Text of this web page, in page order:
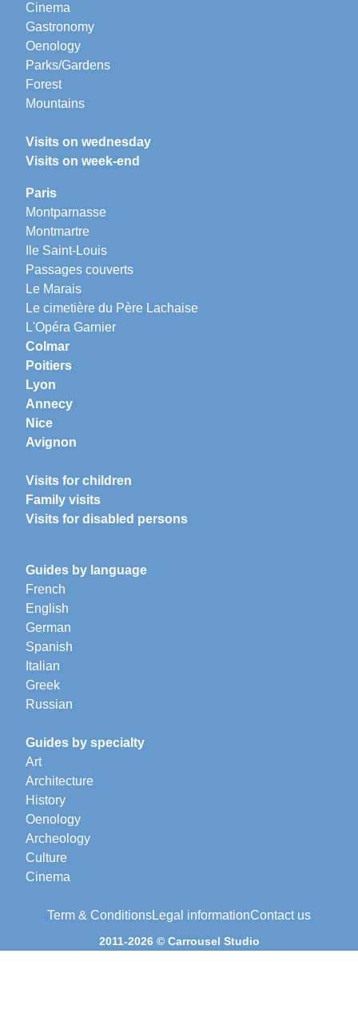
Cinema
Gastronomy
Oenology
Parks/Gardens
Forest
Mountains
Visits on wednesday
Visits on week-end
Paris
Montparnasse
Montmartre
Ile Saint-Louis
Passages couverts
Le Marais
Le cimetière du Père Lachaise
L'Opéra Garnier
Colmar
Poitiers
Lyon
Annecy
Nice
Avignon
Visits for children
Family visits
Visits for disabled persons
Guides by language
French
English
German
Spanish
Italian
Greek
Russian
Guides by specialty
Art
Architecture
History
Oenology
Archeology
Culture
Cinema
Term & ConditionsLegal informationContact us
2011-2026 © Carrousel Studio